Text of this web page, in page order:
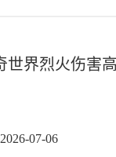
世界烈火伤害
2026-07-06